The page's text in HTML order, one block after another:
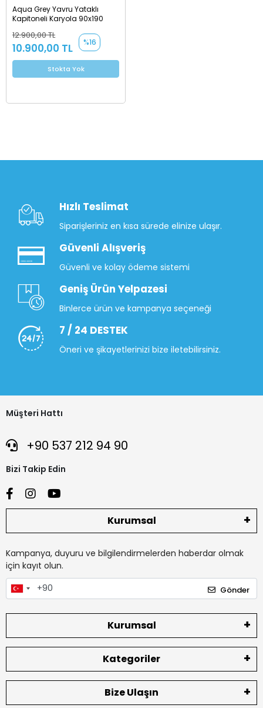
Aqua Grey Yavru Yataklı
Kapitoneli Karyola 90x190
12.900,00 TL
10.900,00 TL %16
Stokta Yok
Hızlı Teslimat
Siparişleriniz en kısa sürede elinize ulaşır.
Güvenli Alışveriş
Güvenli ve kolay ödeme sistemi
Geniş Ürün Yelpazesi
Binlerce ürün ve kampanya seçeneği
7 / 24 DESTEK
Öneri ve şikayetlerinizi bize iletebilirsiniz.
Müşteri Hattı
+90 537 212 94 90
Bizi Takip Edin
Kurumsal
Kampanya, duyuru ve bilgilendirmelerden haberdar olmak
için kayıt olun.
Gönder
Kurumsal
Kategoriler
Bize Ulaşın